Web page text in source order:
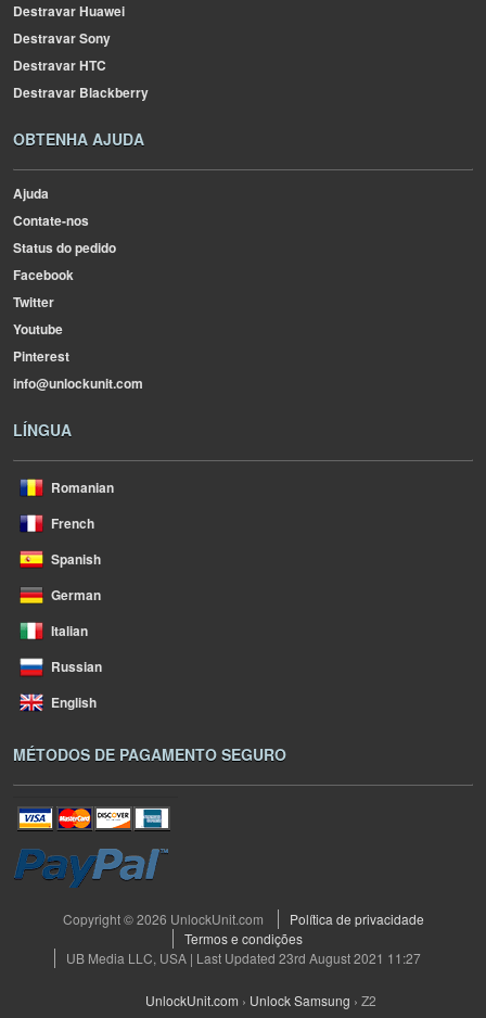
Destravar Huawei
Destravar Sony
Destravar HTC
Destravar Blackberry
OBTENHA AJUDA
Ajuda
Contate-nos
Status do pedido
Facebook
Twitter
Youtube
Pinterest
info@unlockunit.com
LÍNGUA
Romanian
French
Spanish
German
Italian
Russian
English
MÉTODOS DE PAGAMENTO SEGURO
Copyright © 2026 UnlockUnit.com
Política de privacidade
Termos e condições
UB Media LLC, USA | Last Updated 23rd August 2021 11:27
UnlockUnit.com › Unlock Samsung › Z2